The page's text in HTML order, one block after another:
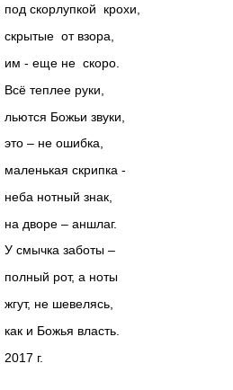
под скорлупкой крохи,
скрытые от взора,
им - еще не скоро.
Всё теплее руки,
льются Божьи звуки,
это – не ошибка,
маленькая скрипка -
неба нотный знак,
на дворе – аншлаг.
У смычка заботы –
полный рот, а ноты
жгут, не шевелясь,
как и Божья власть.
2017 г.